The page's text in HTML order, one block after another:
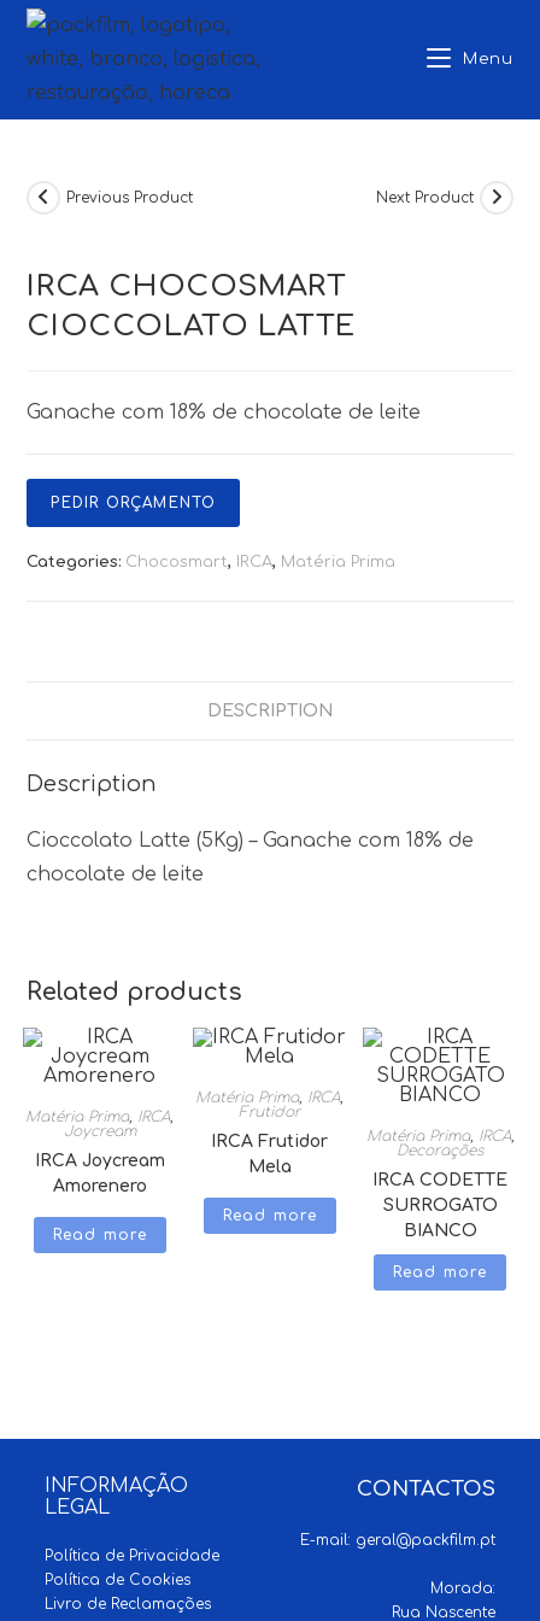
Skip
Menu
Previous Product Next Product
IRCA CHOCOSMART
CIOCCOLATO LATTE
Ganache com 18% de chocolate de leite
PEDIR ORÇAMENTO
Categories: Chocosmart, IRCA, Matéria Prima
DESCRIPTION
Description
Cioccolato Latte (5Kg) – Ganache com 18% de
chocolate de leite
Related products
Matéria Prima, IRCA,
Joycream
IRCA Joycream
Amorenero
Read more
Matéria Prima, IRCA,
Frutidor
IRCA Frutidor
Mela
Read more
Matéria Prima, IRCA,
Decorações
IRCA CODETTE
SURROGATO
BIANCO
Read more
INFORMAÇÃO
LEGAL
Política de Privacidade
Política de Cookies
Livro de Reclamações
CONTACTOS
E-mail: geral@packfilm.pt
Morada:
Rua Nascente